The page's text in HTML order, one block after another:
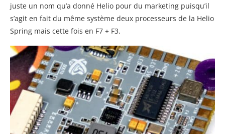
juste un nom qu’a donné Helio pour du marketing puisqu’il
s’agit en fait du même système deux processeurs de la Helio
Spring mais cette fois en F7 + F3.